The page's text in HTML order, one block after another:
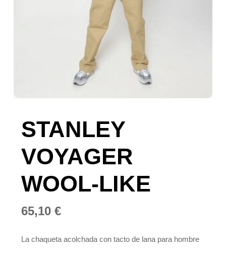
STANLEY
VOYAGER
WOOL-LIKE
65,10 €
La chaqueta acolchada con tacto de lana para hombre